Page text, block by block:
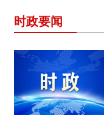
时政要闻